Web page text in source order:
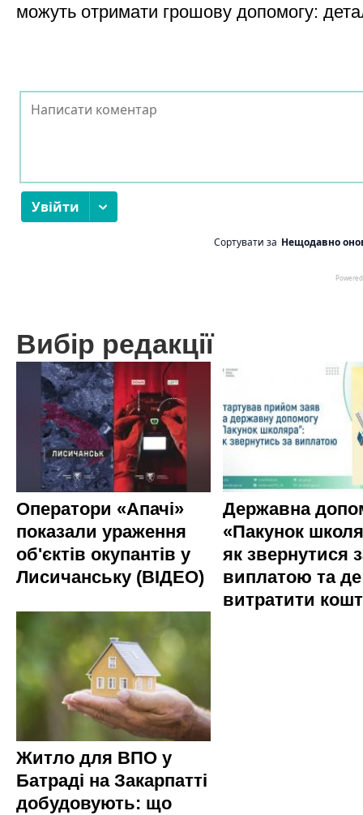
можуть отримати грошову допомогу:
Вибір редакції
Оператори «Апачі»
показали ураження
об'єктів окупантів у
Лисичанську (ВІДЕО)
Державна
«Пакунок
як звернутися
виплатою та де
витратити
Житло для ВПО у
Батраді на Закарпатті
добудовують: що